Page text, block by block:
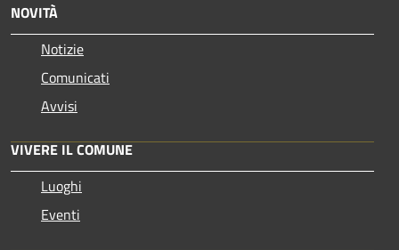
NOVITÀ
Notizie
Comunicati
Avvisi
VIVERE IL COMUNE
Luoghi
Eventi